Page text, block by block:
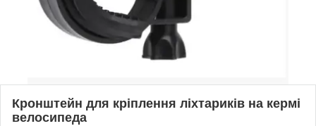
Кронштейн для кріплення ліхтариків на кермі
велосипеда